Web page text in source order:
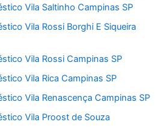
Vila Saltinho Campinas SP
Vila Rossi Borghi E Siqueira
Vila Rossi Campinas SP
Vila Rica Campinas SP
Vila Renascença Campinas SP
Vila Proost de Souza